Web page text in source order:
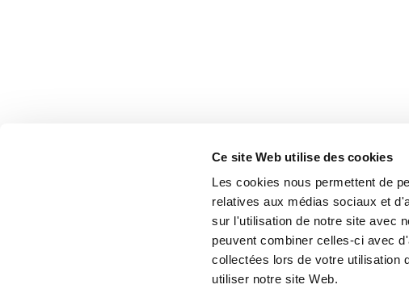
Ce site Web utilise des cookies
Les cookies nous permettent de
relatives aux médias sociaux et
sur l'utilisation de notre site avec
peuvent combiner celles-ci avec
collectées lors de votre utilisation
utiliser notre site Web.